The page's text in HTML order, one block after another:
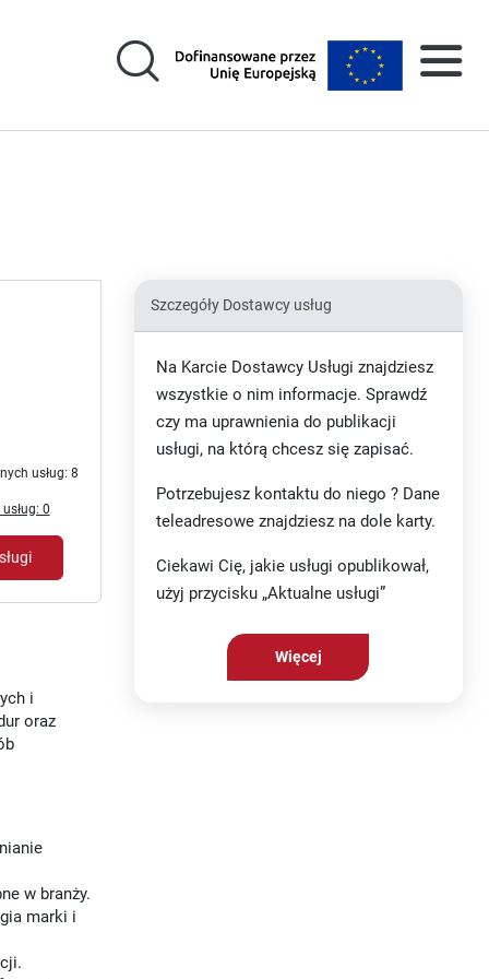
usług: 8
0
i
oraz
w branży.
marki i
Szczegóły Dostawcy usług
Na Karcie Dostawcy Usługi znajdziesz
wszystkie o nim informacje. Sprawdź
czy ma uprawnienia do publikacji
usługi, na którą chcesz się zapisać.
Potrzebujesz kontaktu do niego ? Dane
teleadresowe znajdziesz na dole karty.
Ciekawi Cię, jakie usługi opublikował,
użyj przycisku „Aktualne usługi”
Więcej